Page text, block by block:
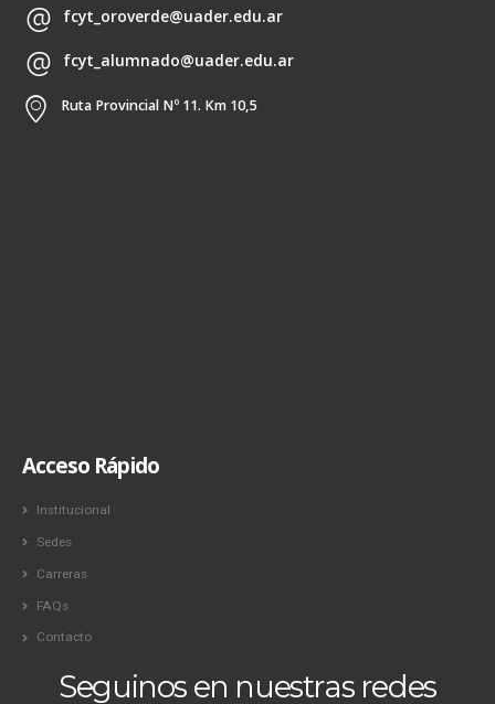
fcyt_oroverde@uader.edu.ar
fcyt_alumnado@uader.edu.ar
Ruta Provincial Nº 11. Km 10,5
Acceso Rápido
Institucional
Sedes
Carreras
FAQs
Contacto
Seguinos en nuestras redes